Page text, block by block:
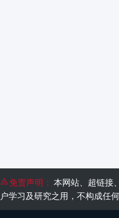
免责声明： 本网站、超链接
户学习及研究之用，不构成任